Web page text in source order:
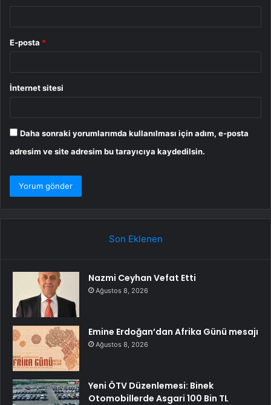
E-posta *
İnternet sitesi
Daha sonraki yorumlarımda kullanılması için adım, e-posta
adresim ve site adresim bu tarayıcıya kaydedilsin.
Son Eklenen
Nazmi Ceyhan Vefat Etti
Ağustos 8, 2026
Emine Erdoğan’dan Afrika Günü mesajı
Ağustos 8, 2026
Yeni ÖTV Düzenlemesi: Binek
Otomobillerde Asgari 100 Bin TL